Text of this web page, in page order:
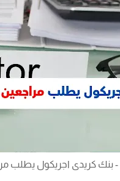
بنك كريدى اجريكول يطلب